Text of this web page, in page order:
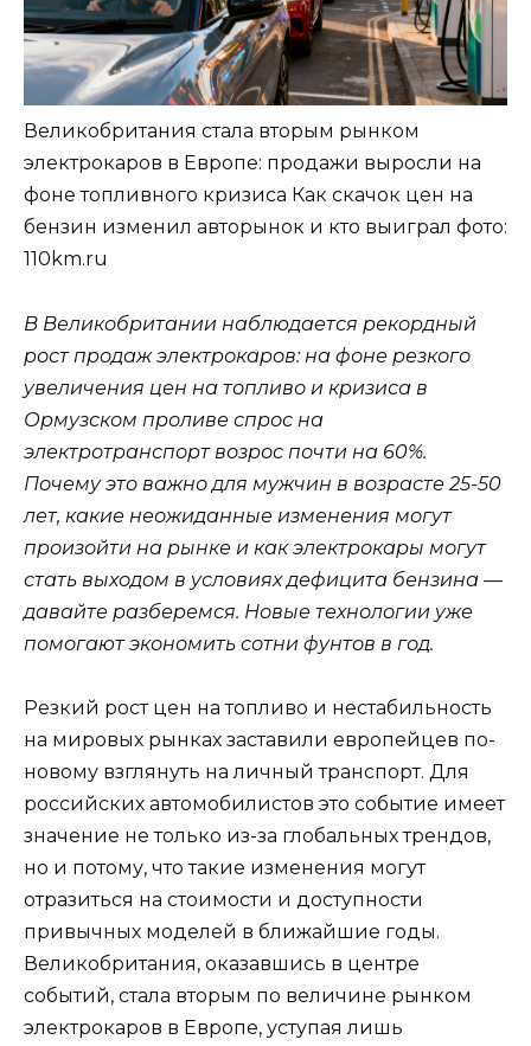
Великобритания стала вторым рынком
электрокаров в Европе: продажи выросли на
фоне топливного кризиса Как скачок цен на
бензин изменил авторынок и кто выиграл фото:
110km.ru
В Великобритании наблюдается рекордный
рост продаж электрокаров: на фоне резкого
увеличения цен на топливо и кризиса в
Ормузском проливе спрос на
электротранспорт возрос почти на 60%.
Почему это важно для мужчин в возрасте 25-50
лет, какие неожиданные изменения могут
произойти на рынке и как электрокары могут
стать выходом в условиях дефицита бензина —
давайте разберемся. Новые технологии уже
помогают экономить сотни фунтов в год.
Резкий рост цен на топливо и нестабильность
на мировых рынках заставили европейцев по-
новому взглянуть на личный транспорт. Для
российских автомобилистов это событие имеет
значение не только из-за глобальных трендов,
но и потому, что такие изменения могут
отразиться на стоимости и доступности
привычных моделей в ближайшие годы.
Великобритания, оказавшись в центре
событий, стала вторым по величине рынком
электрокаров в Европе, уступая лишь